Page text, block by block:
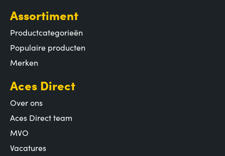
Assortiment
Productcategorieën
Populaire producten
Merken
Aces Direct
Over ons
Aces Direct team
MVO
Vacatures